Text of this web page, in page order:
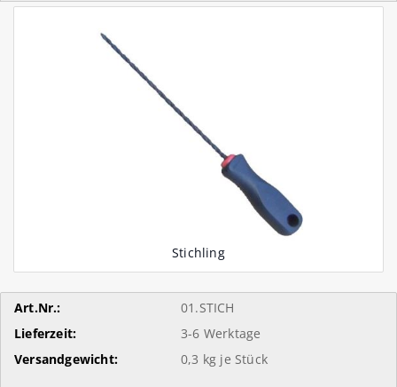
Art.Nr.:
01.STICH
Lieferzeit:
3-6 Werktage
Versandgewicht:
0,3 kg je Stück